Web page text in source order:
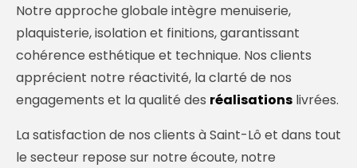
Notre approche globale intègre menuiserie,
plaquisterie, isolation et finitions, garantissant
cohérence esthétique et technique. Nos clients
apprécient notre réactivité, la clarté de nos
engagements et la qualité des réalisations livrées.
La satisfaction de nos clients à Saint-Lô et dans tout
le secteur repose sur notre écoute, notre